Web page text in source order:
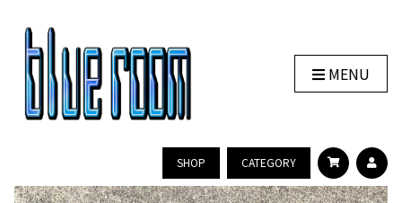
MENU
SHOP CATEGORY